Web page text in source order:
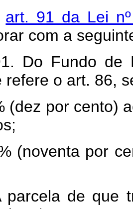
art. 91 da Lei
com a
Do Fundo de
refere o art. 86,
(dez por cento)
(noventa por
parcela de que